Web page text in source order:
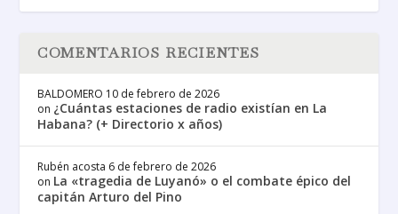
COMENTARIOS RECIENTES
BALDOMERO 10 de febrero de 2026
on ¿Cuántas estaciones de radio existían en La
Habana? (+ Directorio x años)
Rubén acosta 6 de febrero de 2026
on La «tragedia de Luyanó» o el combate épico del
capitán Arturo del Pino